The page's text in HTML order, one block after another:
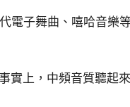
電子舞曲、嘻哈音樂
實上，中頻音質聽起